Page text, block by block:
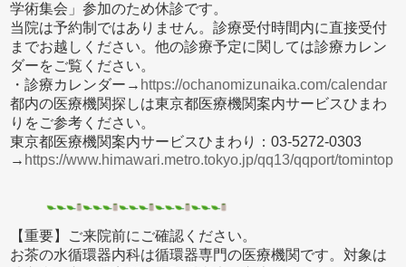
学術集会」参加のため休診です。
当院は予約制ではありません。診療受付時間内に直接受付
までお越しください。他の診療予定に関しては診療カレン
ダーをご覧ください。
・診療カレンダー→ https://ochanomizunaika.com/calendar
都内の医療機関探しは東京都医療機関案内サービスひまわ
りをご参考ください。
東京都医療機関案内サービスひまわり：03-5272-0303
→ https://www.himawari.metro.tokyo.jp/qq13/qqport/tomintop
【重要】ご来院前にご確認ください。
お茶の水循環器内科は循環器専門の医療機関です。対象は